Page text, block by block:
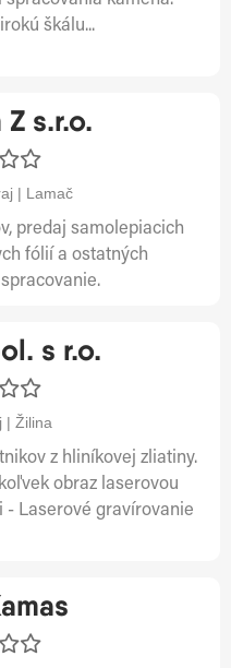
škálu...
s.r.o.
| Lamač
predaj samolepiacich
fólií a ostatných
s r.o.
| Žilina
z hliníkovej zliatiny.
obraz laserovou
- Laserové gravírovanie